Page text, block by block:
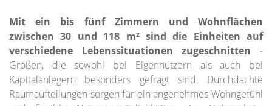
Mit ein bis fünf Zimmern und Wohnflächen
zwischen 30 und 118 m² sind die Einheiten auf
verschiedene Lebenssituationen zugeschnitten -
Größen, die sowohl bei Eigennutzern als auch bei
Kapitalanlegern besonders gefragt sind. Durchdachte
Raumaufteilungen sorgen für ein angenehmes Wohngefühl